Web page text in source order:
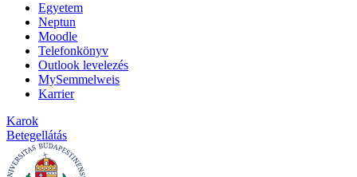
Egyetem
Neptun
Moodle
Telefonkönyv
Outlook levelezés
MySemmelweis
Karrier
Karok
Betegellátás